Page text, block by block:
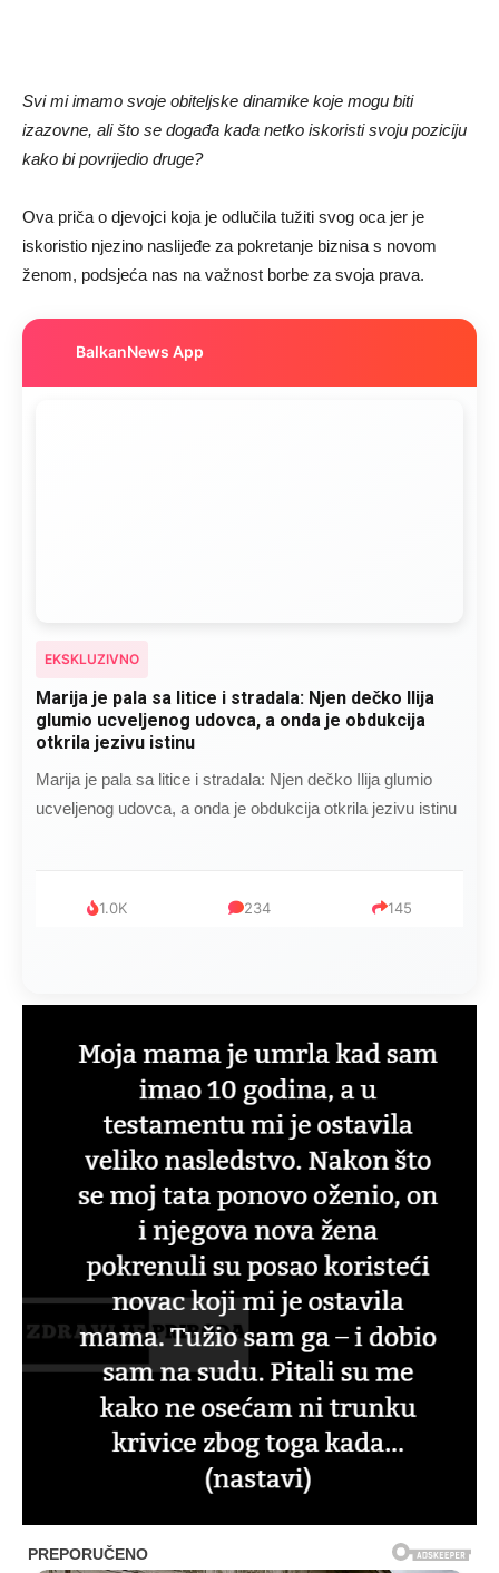
Svi mi imamo svoje obiteljske dinamike koje mogu biti
izazovne, ali što se događa kada netko iskoristi svoju poziciju
kako bi povrijedio druge?
Ova priča o djevojci koja je odlučila tužiti svog oca jer je
iskoristio njezino naslijeđe za pokretanje biznisa s novom
ženom, podsjeća nas na važnost borbe za svoja prava.
BalkanNews App
EKSKLUZIVNO
Marija je pala sa litice i stradala: Njen dečko Ilija
glumio ucveljenog udovca, a onda je obdukcija
otkrila jezivu istinu
Marija je pala sa litice i stradala: Njen dečko Ilija glumio
ucveljenog udovca, a onda je obdukcija otkrila jezivu istinu
1.0K 234 145